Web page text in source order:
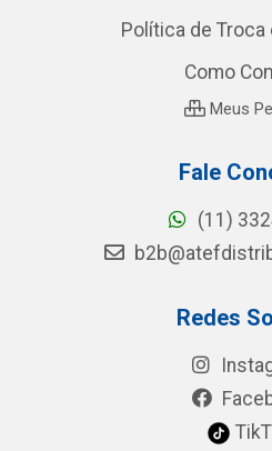
Política de Troca
Como
Meus
Fale
(11)
Redes